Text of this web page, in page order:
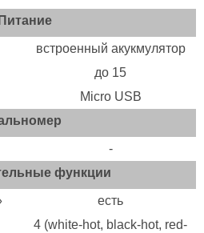
Питание
встроенный акукмулятор
до 15
Micro USB
-
функции
есть
4 (white-hot, black-hot, red-